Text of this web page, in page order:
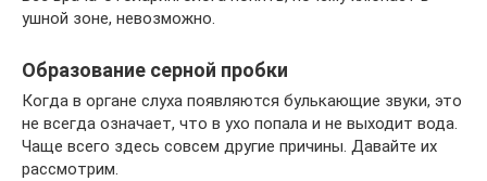
ушной зоне, невозможно.
Образование серной пробки
Когда в органе слуха появляются булькающие звуки, это
не всегда означает, что в ухо попала и не выходит вода.
Чаще всего здесь совсем другие причины. Давайте их
рассмотрим.